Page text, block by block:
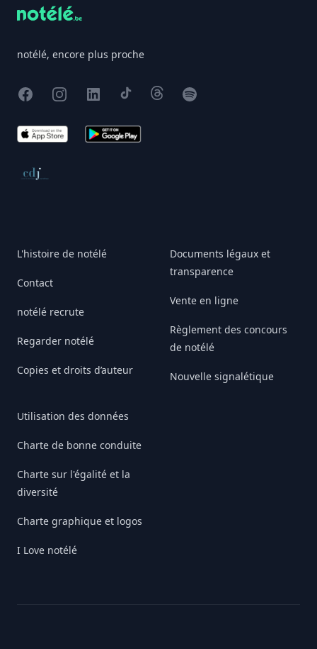
notélé, encore plus proche
FacebookInstagram
X TikTokThreadsSpotify
App Store Google Play
Conseil de déontologie journalistique
L'histoire de notélé
Contact
notélé recrute
Regarder notélé
Copies et droits d’auteur
Utilisation des données
Charte de bonne conduite
Charte sur l'égalité et la
diversité
Charte graphique et logos
I Love notélé
Documents légaux et
transparence
Vente en ligne
Règlement des concours
de notélé
Nouvelle signalétique